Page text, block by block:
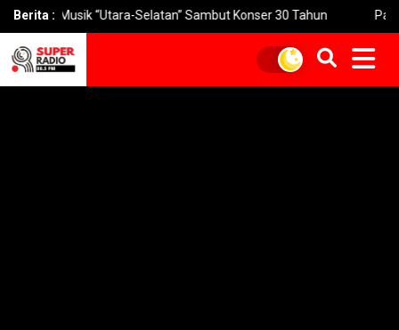
Berita :“Utara-Selatan” Sambut Konser 30 Tahun Pakuwon Siap